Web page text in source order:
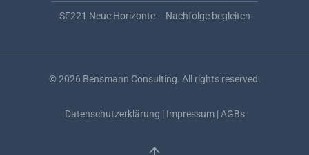
SF221 Neue Horizonte – Nachfolge begleiten
©2026 Bensmann Consulting. All rights reserved.
Datenschutzerklärung | Impressum| AGBs